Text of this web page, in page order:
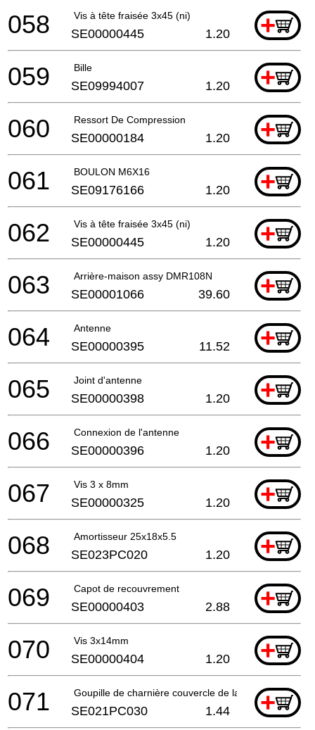
Vis à tête fraisée 3x45 (ni) +
058 SE00000445 1.20
Bille +
059 SE09994007 1.20
Ressort De Compression +
060 SE00000184 1.20
BOULON M6X16 +
061 SE09176166 1.20
Vis à tête fraisée 3x45 (ni) +
062 SE00000445 1.20
Arrière-maison assy DMR108N +
063 SE00001066 39.60
Antenne +
064 SE00000395 11.52
Joint d'antenne +
065 SE00000398 1.20
Connexion de l'antenne +
066 SE00000396 1.20
Vis 3 x 8mm +
067 SE00000325 1.20
Amortisseur 25x18x5.5 +
068 SE023PC020 1.20
Capot de recouvrement +
069 SE00000403 2.88
Vis 3x14mm +
070 SE00000404 1.20
Goupille de charnière couvercle de la batterie
+
071 SE021PC030 1.44